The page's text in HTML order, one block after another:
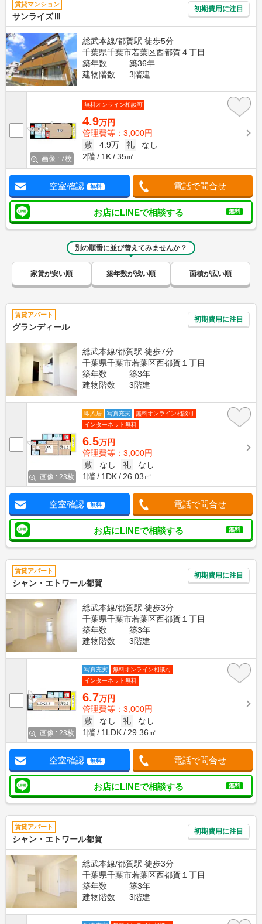
賃貸マンション
サンライズⅢ
初期費用に注目
総武本線/都賀駅 徒歩5分
千葉県千葉市若葉区西都賀４丁目
築年数
築36年
建物階数
3階建
画像 : 7枚
無料オンライン相談可
4.9万円
管理費等：3,000円
敷
4.9万 礼
なし
2階
1K 35㎡
空室確認 無料 電話で問合せ
お店にLINEで相談する 無料
別の順番に並び替えてみませんか？
家賃が安い順 築年数が浅い順 面積が広い順
賃貸アパート
グランディール
初期費用に注目
総武本線/都賀駅 徒歩7分
千葉県千葉市若葉区西都賀１丁目
築年数
築3年
建物階数
3階建
画像 : 23枚
即入居 写真充実
無料オンライン相談可
インターネット無料
6.5万円
管理費等：3,000円
敷
なし 礼
なし
1階
1DK 26.03㎡
空室確認 無料 電話で問合せ
お店にLINEで相談する 無料
賃貸アパート
シャン・エトワール都賀
初期費用に注目
総武本線/都賀駅 徒歩3分
千葉県千葉市若葉区西都賀１丁目
築年数
築3年
建物階数
3階建
画像 : 23枚
写真充実
無料オンライン相談可
インターネット無料
6.7万円
管理費等：3,000円
敷
なし 礼
なし
1階
1LDK 29.36㎡
空室確認 無料 電話で問合せ
お店にLINEで相談する 無料
賃貸アパート
シャン・エトワール都賀
初期費用に注目
総武本線/都賀駅 徒歩3分
千葉県千葉市若葉区西都賀１丁目
築年数
築3年
建物階数
3階建